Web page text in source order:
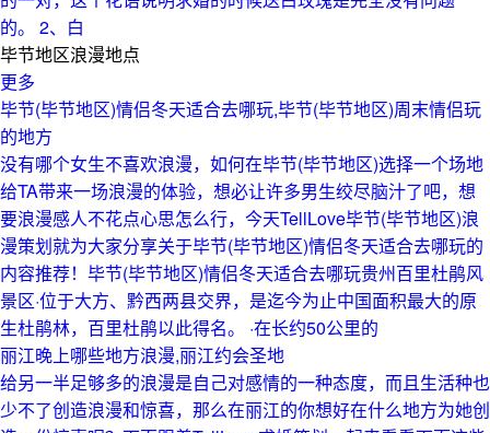
的。 2、白
毕节地区浪漫地点
更多
毕节(毕节地区)情侣冬天适合去哪玩,毕节(毕节地区)周末情侣玩
的地方
没有哪个女生不喜欢浪漫，如何在毕节(毕节地区)选择一个场地
给TA带来一场浪漫的体验，想必让许多男生绞尽脑汁了吧，想
要浪漫感人不花点心思怎么行，今天TellLove毕节(毕节地区)浪
漫策划就为大家分享关于毕节(毕节地区)情侣冬天适合去哪玩的
内容推荐！毕节(毕节地区)情侣冬天适合去哪玩贵州百里杜鹃风
景区·位于大方、黔西两县交界，是迄今为止中国面积最大的原
生杜鹃林，百里杜鹃以此得名。 ·在长约50公里的
丽江晚上哪些地方浪漫,丽江约会圣地
给另一半足够多的浪漫是自己对感情的一种态度，而且生活种也
少不了创造浪漫和惊喜，那么在丽江的你想好在什么地方为她创